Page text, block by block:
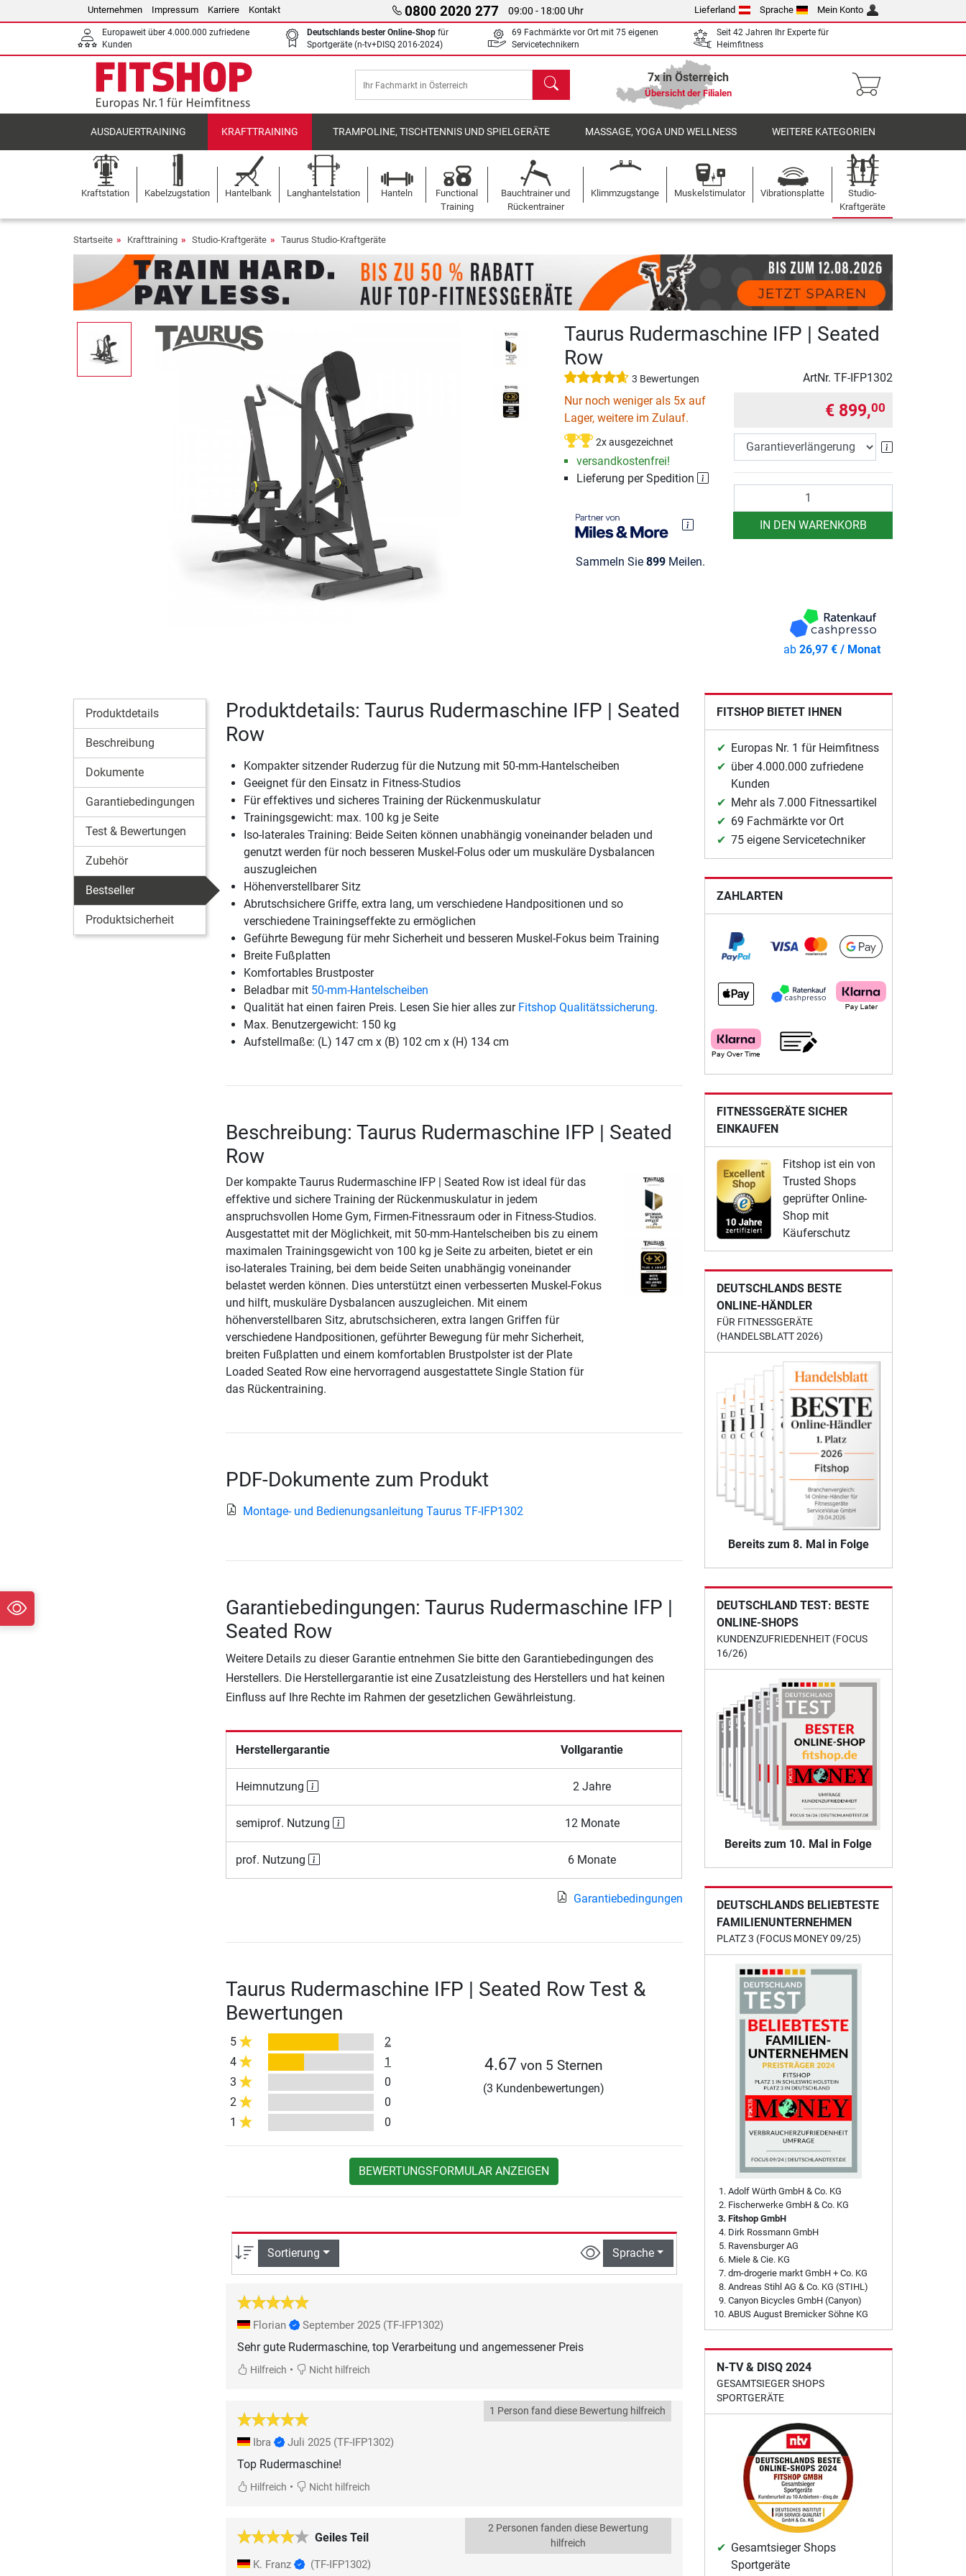
Unternehmen Impressum Karriere Kontakt 0800 2020 277 09:00 - 18:00 Uhr Lieferland Sprache Mein Konto
Europaweit über 4.000.000 zufriedene
Kunden
Deutschlands bester Online-Shop für
Sportgeräte (n-tv+DISQ 2016-2024)
69 Fachmärkte vor Ort mit 75 eigenen
Servicetechnikern
Seit 42 Jahren Ihr Experte für
Heimfitness
Suchen 7x in Österreich
Übersicht der Filialen
AUSDAUERTRAINING KRAFTTRAINING TRAMPOLINE, TISCHTENNIS UND SPIELGERÄTE MASSAGE, YOGA UND WELLNESS WEITERE KATEGORIEN
Kraftstation Kabelzugstation Hantelbank Langhantelstation Hanteln
Functional
Training
Bauchtrainer und
Rückentrainer
Klimmzugstange Muskelstimulator Vibrationsplatte
Studio-
Kraftgeräte
Startseite Krafttraining Studio-Kraftgeräte Taurus Studio-Kraftgeräte
Taurus Rudermaschine IFP | Seated
Row
3 Bewertungen ArtNr. TF-IFP1302
Nur noch weniger als 5x auf
Lager, weitere im Zulauf.
2x ausgezeichnet
versandkostenfrei!
Lieferung per Spedition
Sammeln Sie 899Meilen.
€ 899,00
IN DEN WARENKORB
ab 26,97 € / Monat
Produktdetails
Beschreibung
Dokumente
Garantiebedingungen
Test & Bewertungen
Zubehör
Bestseller
Produktsicherheit
Produktdetails: Taurus Rudermaschine IFP | Seated
Row
Kompakter sitzender Ruderzug für die Nutzung mit 50-mm-Hantelscheiben
Geeignet für den Einsatz in Fitness-Studios
Für effektives und sicheres Training der Rückenmuskulatur
Trainingsgewicht: max. 100 kg je Seite
Iso-laterales Training: Beide Seiten können unabhängig voneinander beladen und
genutzt werden für noch besseren Muskel-Folus oder um muskuläre Dysbalancen
auszugleichen
Höhenverstellbarer Sitz
Abrutschsichere Griffe, extra lang, um verschiedene Handpositionen und so
verschiedene Trainingseffekte zu ermöglichen
Geführte Bewegung für mehr Sicherheit und besseren Muskel-Fokus beim Training
Breite Fußplatten
Komfortables Brustposter
Beladbar mit 50-mm-Hantelscheiben
Qualität hat einen fairen Preis. Lesen Sie hier alles zur Fitshop Qualitätssicherung.
Max. Benutzergewicht: 150 kg
Aufstellmaße: (L) 147 cm x (B) 102 cm x (H) 134 cm
Beschreibung: Taurus Rudermaschine IFP | Seated
Row
Der kompakte Taurus Rudermaschine IFP | Seated Row ist ideal für das
effektive und sichere Training der Rückenmuskulatur in jedem
anspruchsvollen Home Gym, Firmen-Fitnessraum oder in Fitness-Studios.
Ausgestattet mit der Möglichkeit, mit 50-mm-Hantelscheiben bis zu einem
maximalen Trainingsgewicht von 100 kg je Seite zu arbeiten, bietet er ein
iso-laterales Training, bei dem beide Seiten unabhängig voneinander
belastet werden können. Dies unterstützt einen verbesserten Muskel-Fokus
und hilft, muskuläre Dysbalancen auszugleichen. Mit einem
höhenverstellbaren Sitz, abrutschsicheren, extra langen Griffen für
verschiedene Handpositionen, geführter Bewegung für mehr Sicherheit,
breiten Fußplatten und einem komfortablen Brustpolster ist der Plate
Loaded Seated Row eine hervorragend ausgestattete Single Station für
das Rückentraining.
PDF-Dokumente zum Produkt
Montage- und Bedienungsanleitung Taurus TF-IFP1302
Garantiebedingungen: Taurus Rudermaschine IFP |
Seated Row
Weitere Details zu dieser Garantie entnehmen Sie bitte den Garantiebedingungen des
Herstellers. Die Herstellergarantie ist eine Zusatzleistung des Herstellers und hat keinen
Einfluss auf Ihre Rechte im Rahmen der gesetzlichen Gewährleistung.
Herstellergarantie Vollgarantie
Heimnutzung 2 Jahre
semiprof. Nutzung 12 Monate
prof. Nutzung 6 Monate
Garantiebedingungen
Taurus Rudermaschine IFP | Seated Row Test &
Bewertungen
5
2
4
1
3
0
2
0
1
0
4.67 von 5 Sternen
(3 Kundenbewertungen)
BEWERTUNGSFORMULAR ANZEIGEN
Sortierung Sprache
Florian September 2025 (TF-IFP1302)
Sehr gute Rudermaschine, top Verarbeitung und angemessener Preis
Hilfreich • Nicht hilfreich
1 Person fand diese Bewertung hilfreich
Ibra Juli 2025 (TF-IFP1302)
Top Rudermaschine!
Hilfreich • Nicht hilfreich
Geiles Teil
2 Personen fanden diese Bewertung
hilfreich
K. Franz (TF-IFP1302)
FITSHOP BIETET IHNEN
Europas Nr. 1 für Heimfitness
über 4.000.000 zufriedene
Kunden
Mehr als 7.000 Fitnessartikel
69 Fachmärkte vor Ort
75 eigene Servicetechniker
ZAHLARTEN
FITNESSGERÄTE SICHER
EINKAUFEN
Fitshop ist ein von
Trusted Shops
geprüfter Online-
Shop mit
Käuferschutz
DEUTSCHLANDS BESTE
ONLINE-HÄNDLER
FÜR FITNESSGERÄTE
(HANDELSBLATT 2026)
Bereits zum 8. Mal in Folge
DEUTSCHLAND TEST: BESTE
ONLINE-SHOPS
KUNDENZUFRIEDENHEIT (FOCUS
16/26)
Bereits zum 10. Mal in Folge
DEUTSCHLANDS BELIEBTESTE
FAMILIENUNTERNEHMEN
PLATZ 3 (FOCUS MONEY 09/25)
Adolf Würth GmbH & Co. KG
Fischerwerke GmbH & Co. KG
Fitshop GmbH
Dirk Rossmann GmbH
Ravensburger AG
Miele & Cie. KG
dm-drogerie markt GmbH + Co. KG
Andreas Stihl AG & Co. KG (STIHL)
Canyon Bicycles GmbH (Canyon)
ABUS August Bremicker Söhne KG
N-TV & DISQ 2024
GESAMTSIEGER SHOPS
SPORTGERÄTE
Gesamtsieger Shops
Sportgeräte